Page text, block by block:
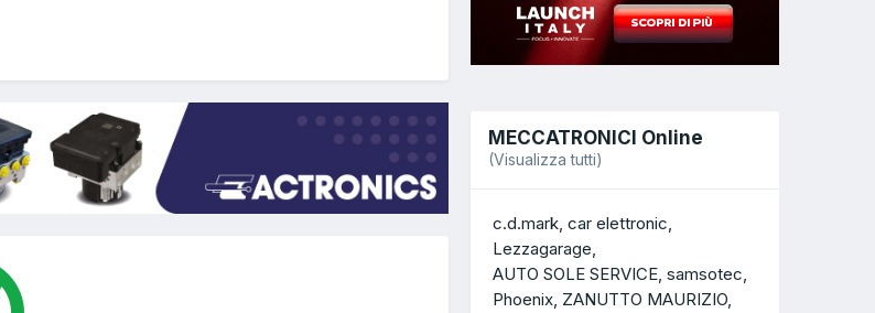
MECCATRONICI Online
(Visualizza tutti)
c.d.mark car elettronic
Lezzagarage
AUTO SOLE SERVICE samsotec
Phoenix ZANUTTO MAURIZIO